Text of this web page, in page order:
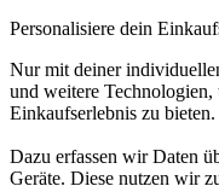
Personalisiere dein
Nur mit deiner
und weitere Technologien,
Einkaufserlebnis zu bieten.
Dazu erfassen wir Daten
Geräte. Diese nutzen wir